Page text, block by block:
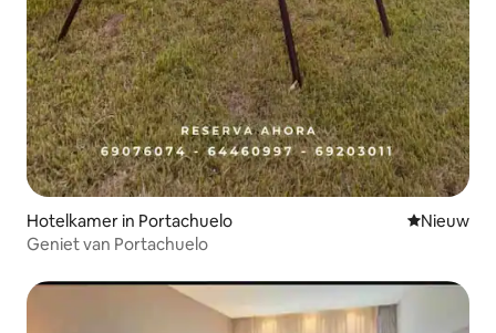
Hotelkamer in Portachuelo Nieuwe
Nieuw
Geniet van Portachuelo